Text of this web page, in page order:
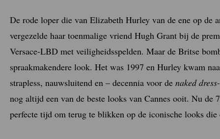
De rode loper die van Elizabeth Hurley van de ene op de
vergezelde haar toenmalige vriend Hugh Grant bij de
Versace-LBD met veiligheidsspelden. Maar de Britse
spraakmakendere look. Het was 1997 en Hurley kwam
strapless, nauwsluitend en – decennia voor de naked dress
nog altijd een van de beste looks van Cannes ooit. Nu
perfecte tijd om terug te blikken op de iconische looks